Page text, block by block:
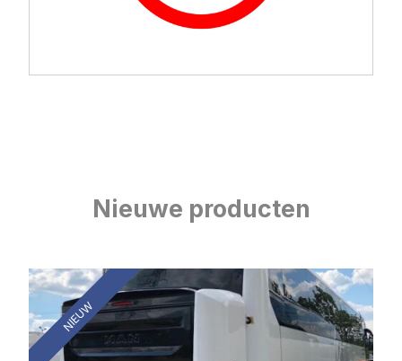
Nieuwe producten
NIEUW